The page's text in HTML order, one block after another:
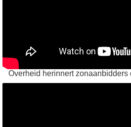
Overheid herinnert zonaanbidders